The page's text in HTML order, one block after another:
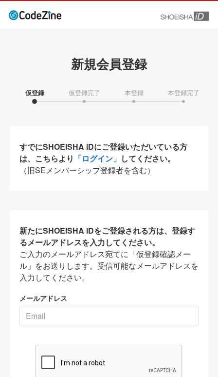
新規会員登録
仮登録 仮登録完了 本登録 本登録完了
すでにSHOEISHA iDにご登録いただいている方
は、こちらより 「ログイン」 してください。
（旧SEメンバーシップ登録者を含む）
新たにSHOEISHA iDをご登録される方は、登録す
るメールアドレスを入力してください。
ご入力のメールアドレス宛てに「仮登録確認メー
ル」をお送りします。受信可能なメールアドレスを
入力してください。
メールアドレス